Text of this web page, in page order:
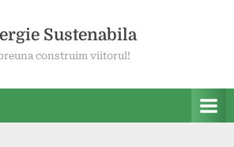
Sustenabila
construim viitorul!